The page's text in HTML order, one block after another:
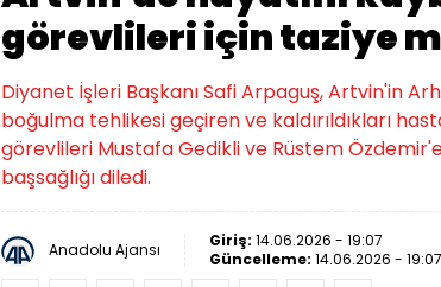
görevlileri için taziye
Diyanet İşleri Başkanı Safi Arpaguş, Artvin'in
boğulma tehlikesi geçiren ve kaldırıldıkları
görevlileri Mustafa Gedikli ve Rüstem
başsağlığı diledi.
Anadolu Ajansı Giriş: 14.06.2026 - 19:07
Güncelleme: 14.06.2026 - 19:07